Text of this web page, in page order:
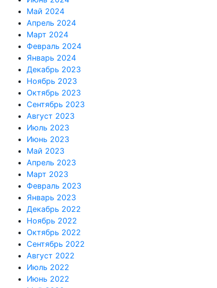
Май 2024
Апрель 2024
Март 2024
Февраль 2024
Январь 2024
Декабрь 2023
Ноябрь 2023
Октябрь 2023
Сентябрь 2023
Август 2023
Июль 2023
Июнь 2023
Май 2023
Апрель 2023
Март 2023
Февраль 2023
Январь 2023
Декабрь 2022
Ноябрь 2022
Октябрь 2022
Сентябрь 2022
Август 2022
Июль 2022
Июнь 2022